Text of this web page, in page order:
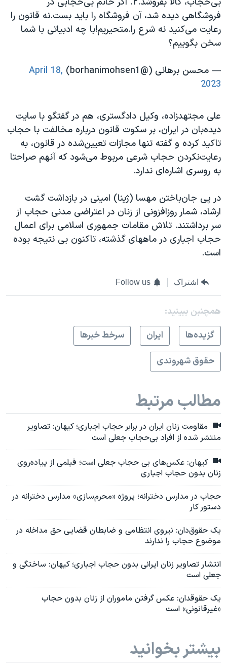
فروشگاهی دیده شد، آن فروشگاه را باید بست.نه قانون را
رعایت می‌کنید نه شرع را.متحیریم!با چه ادبیاتی با شما
سخن بگوییم؟
— محسن برهانی (@borhanimohsen1)
April 18,
2023
علی مجتهدزاده، وکیل دادگستری، هم در گفتگو با سایت
دیده‌بان در ایران، بر سکوت قانون درباره مخالفت با حجاب
تاکید کرده و گفته تنها مجازات تعیین‌شده در قانون، به
رعایت‌نکردن حجاب شرعی مربوط می‌شود که آنهم صراحتا
به روسری اشاره‌ای ندارد.
در پی جان‌باختن مهسا (ژینا) امینی در بازداشت گشت
ارشاد، شمار روزافزونی از زنان در اعتراضی مدنی حجاب از
سر برداشتند. تلاش مقامات جمهوری اسلامی برای اعمال
حجاب اجباری در ماههای گذشته، تاکنون بی نتیجه بوده
است.
اشتراک Follow us
همچنبن ببینید:
گزيده‌ها
ايران
سرخط خبرها
حقوق شهروندی
مطالب مرتبط
مقاومت زنان ایران در برابر حجاب اجباری؛ کیهان: تصاویر
منتشر شده از افراد بی‌حجاب جعلی است
کیهان: عکس‌های بی حجاب جعلی است؛ فیلمی از پیاده‌روی
زنان بدون حجاب اجباری
حجاب در مدارس دخترانه؛ پروژه «محرم‌سازی» مدارس دخترانه در
دستور کار
یک حقوق‌دان: نیروی انتظامی و ضابطان قضایی حق مداخله در
موضوع حجاب را ندارند
انتشار تصاویر زنان ایرانی بدون حجاب اجباری؛ کیهان: ساختگی و
جعلی است
یک حقوقدان: عکس گرفتن ماموران از زنان بدون حجاب
«غیرقانونی» است
بیشتر بخوانید